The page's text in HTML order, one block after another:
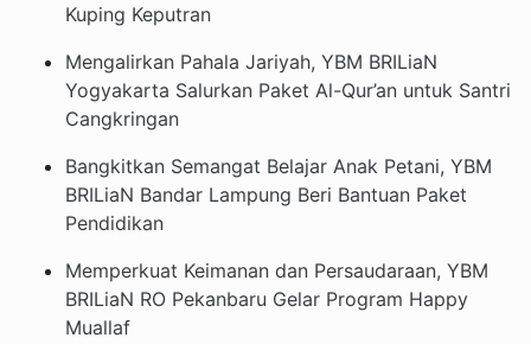
Kuping Keputran
Mengalirkan Pahala Jariyah, YBM BRILiaN
Yogyakarta Salurkan Paket Al-Qur’an untuk Santri
Cangkringan
Bangkitkan Semangat Belajar Anak Petani, YBM
BRILiaN Bandar Lampung Beri Bantuan Paket
Pendidikan
Memperkuat Keimanan dan Persaudaraan, YBM
BRILiaN RO Pekanbaru Gelar Program Happy
Muallaf